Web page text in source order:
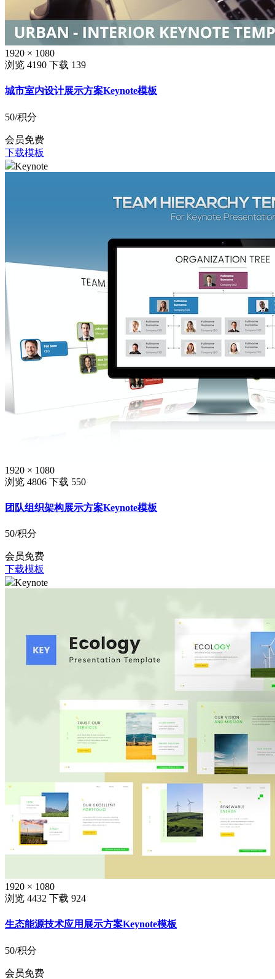
1920 × 1080
浏览 4190 下载 139
城市室内设计展示方案Keynote模板
50/积分
会员免费
下载模板
Keynote
1920 × 1080
浏览 4806 下载 550
团队组织架构展示方案Keynote模板
50/积分
会员免费
下载模板
Keynote
1920 × 1080
浏览 4432 下载 924
生态能源技术应用展示方案Keynote模板
50/积分
会员免费